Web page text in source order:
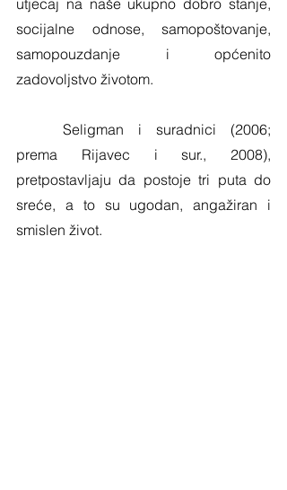
utjecaj na naše ukupno dobro stanje,
socijalne odnose, samopoštovanje,
samopouzdanje i općenito
zadovoljstvo životom.
prema Rijavec i sur., 2008),
pretpostavljaju da postoje tri puta do
sreće, a to su ugodan, angažiran i
smislen život.